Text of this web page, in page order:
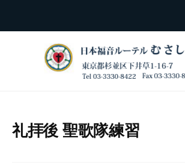
礼拝後 聖歌隊練習